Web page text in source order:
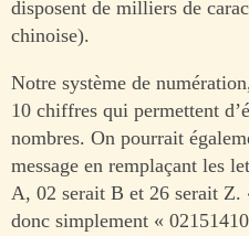
disposent de milliers de
chinoise).
Notre système de
10 chiffres qui permettent
nombres. On pourrait
message en remplaçant les
A, 02 serait B et 26 serait Z.
donc simplement «